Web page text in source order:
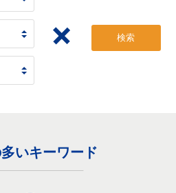
検索
いキーワード